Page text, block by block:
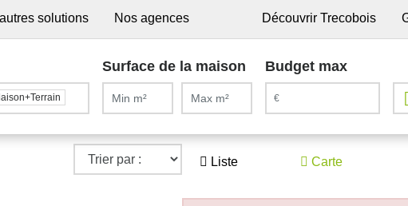
solutions Nos agences Découvrir Trecobois
Surface de la maison Budget max
Liste Carte